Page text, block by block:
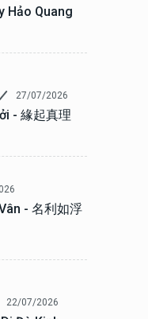
Hảo Quang
27/07/2026
- 緣起真理
- 名利如浮
22/07/2026